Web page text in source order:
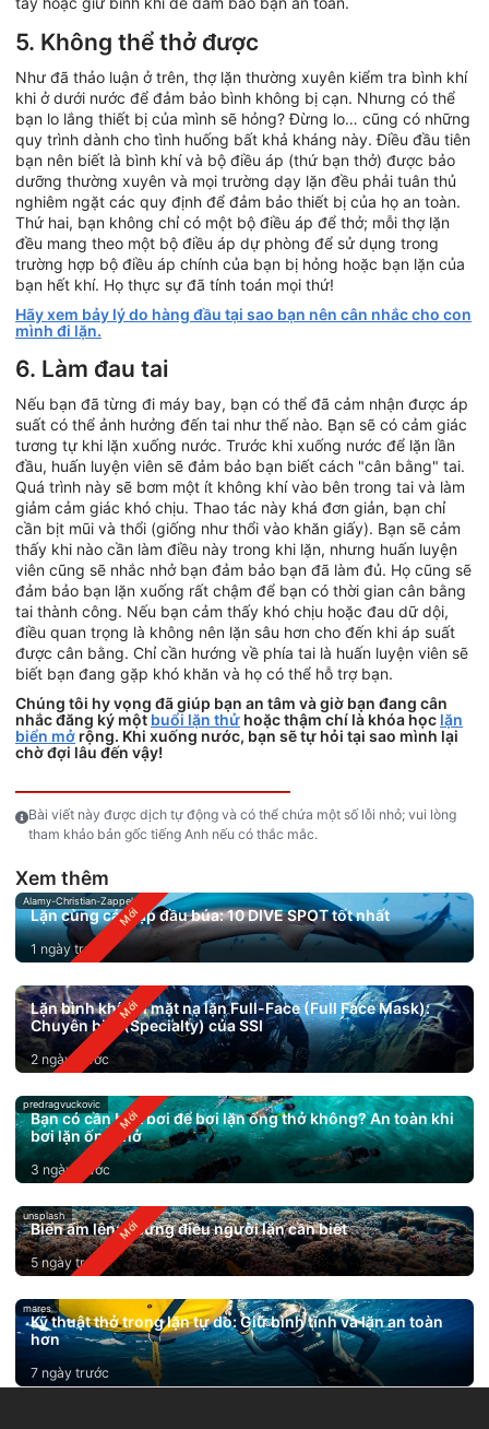
5. Không thể thở được
Như đã thảo luận ở trên, thợ lặn thường xuyên kiểm tra bình khí
khi ở dưới nước để đảm bảo bình không bị cạn. Nhưng có thể
bạn lo lắng thiết bị của mình sẽ hỏng? Đừng lo… cũng có những
quy trình dành cho tình huống bất khả kháng này. Điều đầu tiên
bạn nên biết là bình khí và bộ điều áp (thứ bạn thở) được bảo
dưỡng thường xuyên và mọi trường dạy lặn đều phải tuân thủ
nghiêm ngặt các quy định để đảm bảo thiết bị của họ an toàn.
Thứ hai, bạn không chỉ có một bộ điều áp để thở; mỗi thợ lặn
đều mang theo một bộ điều áp dự phòng để sử dụng trong
trường hợp bộ điều áp chính của bạn bị hỏng hoặc bạn lặn của
bạn hết khí. Họ thực sự đã tính toán mọi thứ!
Hãy xem bảy lý do hàng đầu tại sao bạn nên cân nhắc cho con
mình đi lặn.
6. Làm đau tai
Nếu bạn đã từng đi máy bay, bạn có thể đã cảm nhận được áp
suất có thể ảnh hưởng đến tai như thế nào. Bạn sẽ có cảm giác
tương tự khi lặn xuống nước. Trước khi xuống nước để lặn lần
đầu, huấn luyện viên sẽ đảm bảo bạn biết cách "cân bằng" tai.
Quá trình này sẽ bơm một ít không khí vào bên trong tai và làm
giảm cảm giác khó chịu. Thao tác này khá đơn giản, bạn chỉ
cần bịt mũi và thổi (giống như thổi vào khăn giấy). Bạn sẽ cảm
thấy khi nào cần làm điều này trong khi lặn, nhưng huấn luyện
viên cũng sẽ nhắc nhở bạn đảm bảo bạn đã làm đủ. Họ cũng sẽ
đảm bảo bạn lặn xuống rất chậm để bạn có thời gian cân bằng
tai thành công. Nếu bạn cảm thấy khó chịu hoặc đau dữ dội,
điều quan trọng là không nên lặn sâu hơn cho đến khi áp suất
được cân bằng. Chỉ cần hướng về phía tai là huấn luyện viên sẽ
biết bạn đang gặp khó khăn và họ có thể hỗ trợ bạn.
Chúng tôi hy vọng đã giúp bạn an tâm và giờ bạn đang cân
nhắc đăng ký một buổi lặn thử hoặc thậm chí là khóa học lặn
biển mở rộng. Khi xuống nước, bạn sẽ tự hỏi tại sao mình lại
chờ đợi lâu đến vậy!
Bài viết này được dịch tự động và có thể chứa một số lỗi nhỏ; vui lòng
tham khảo bản gốc tiếng Anh nếu có thắc mắc.
Xem thêm
Alamy-Christian-Zappel
Lặn cùng cá mập đầu búa: 10 DIVE SPOT tốt nhất
1 ngày trước
Lặn bình khí với mặt nạ lặn Full-Face (Full Face Mask):
Chuyên biệt (Specialty) của SSI
2 ngày trước
predragvuckovic
Bạn có cần biết bơi để bơi lặn ống thở không? An toàn khi
bơi lặn ống thở
3 ngày trước
unsplash
Biển ấm lên: Những điều người lặn cần biết
5 ngày trước
mares
Kỹ thuật thở trong lặn tự do: Giữ bình tĩnh và lặn an toàn
hơn
7 ngày trước